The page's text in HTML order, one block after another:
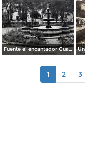
Fuente el encantador Guanajuato.
1 2 3